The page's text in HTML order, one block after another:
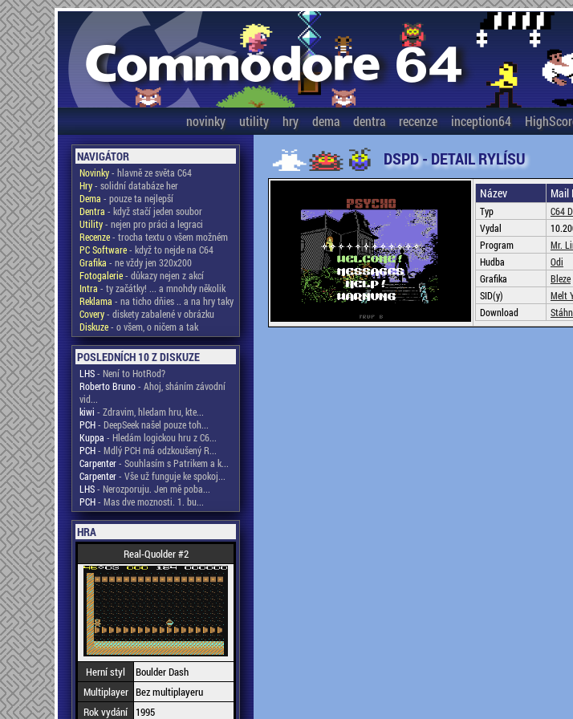
novinky utility hry dema dentra recenze inception64
NAVIGÁTOR
Novinky- hlavně ze světa C64
Hry- solidní databáze her
Dema - pouze ta nejlepší
Dentra - když stačí jeden soubor
Utility- nejen pro práci a legraci
Recenze- trocha textu o všem možném
PC Software- když to nejde na C64
Grafika - ne vždy jen 320x200
Fotogalerie- důkazy nejen z akcí
Intra - ty začátky! ... a mnohdy několik
Reklama - na ticho dňies .. a na hry taky
Covery- diskety zabalené v obrázku
Diskuze- o všem, o ničem a tak
POSLEDNÍCH 10 Z DISKUZE
LHS- Není to HotRod?
Roberto Bruno- Ahoj, sháním závodní
vid...
kiwi - Zdravim, hledam hru, kte...
PCH- DeepSeek našel pouze toh...
Kuppa - Hledám logickou hru z C6...
PCH- Mdlý PCH má odzkoušený R...
Carpenter- Souhlasím s Patrikem a k...
Carpenter- Vše už funguje ke spokoj...
LHS- Nerozporuju. Jen mě poba...
PCH- Mas dve moznosti. 1. bu...
HRA
Real-Quolder #2
Herní styl
Boulder Dash
Multiplayer Bez multiplayeru
Rok vydání
1995
DSPD - DETAIL RYLÍSU
Název Mail
Typ
C64
Vydal
Program
Mr.
Hudba
Odi
Grafika
Bleze
SID(y)
Melt
Download